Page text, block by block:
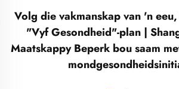
Volg die vakmanskap van 'n
"Vyf Gesondheid"-plan |
Maatskappy Beperk bou saam